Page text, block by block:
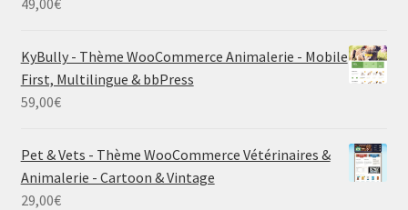
KyBully - Thème WooCommerce Animalerie - Mobile
First, Multilingue & bbPress
59,00€
Pet & Vets - Thème WooCommerce Vétérinaires &
Animalerie - Cartoon & Vintage
29,00€